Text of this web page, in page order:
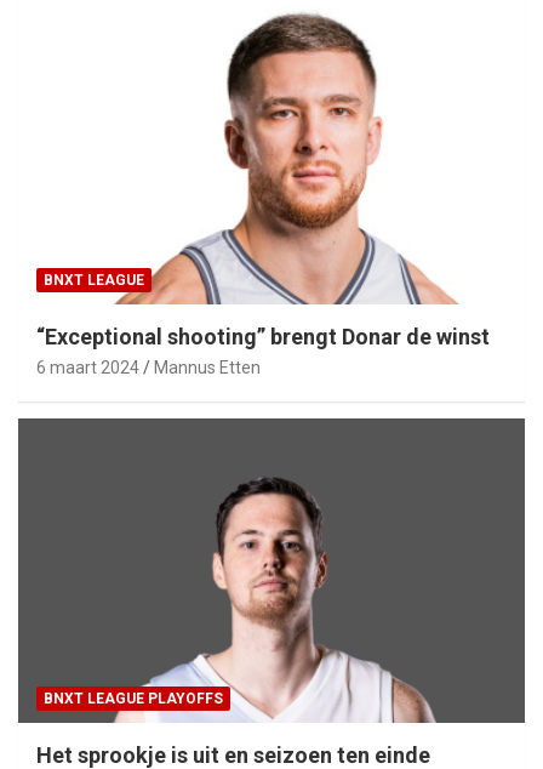
BNXT LEAGUE
“Exceptional shooting” brengt Donar de winst
6 maart 2024 Mannus Etten
BNXT LEAGUE PLAYOFFS
Het sprookje is uit en seizoen ten einde